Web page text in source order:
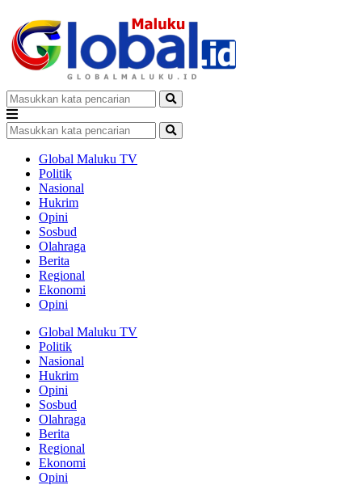
Global Maluku TV
Politik
Nasional
Hukrim
Opini
Sosbud
Olahraga
Berita
Regional
Ekonomi
Opini
Global Maluku TV
Politik
Nasional
Hukrim
Opini
Sosbud
Olahraga
Berita
Regional
Ekonomi
Opini